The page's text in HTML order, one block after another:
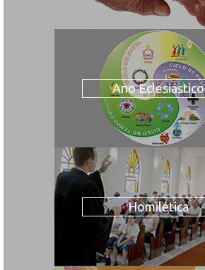
Ano Eclesiástico
Homilética